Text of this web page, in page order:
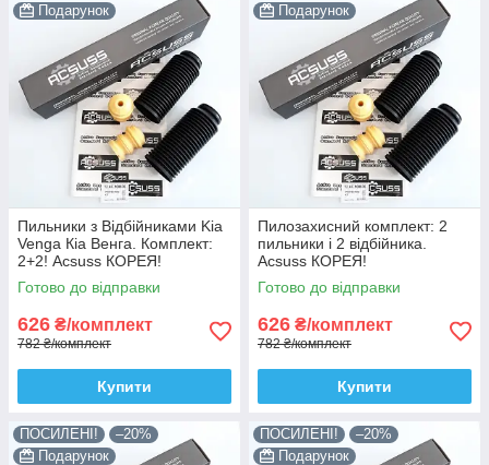
Подарунок
Пильники з Відбійниками Kia
Venga Кіа Венга. Комплект:
2+2! Acsuss КОРЕЯ!
Готово до відправки
626 ₴/комплект
782 ₴/комплект
Купити
Подарунок
Пилозахисний комплект: 2
пильники і 2 відбійника.
Acsuss КОРЕЯ!
Готово до відправки
626 ₴/комплект
782 ₴/комплект
Купити
ПОСИЛЕНІ!
–20%
Подарунок
ПОСИЛЕНІ!
–20%
Подарунок